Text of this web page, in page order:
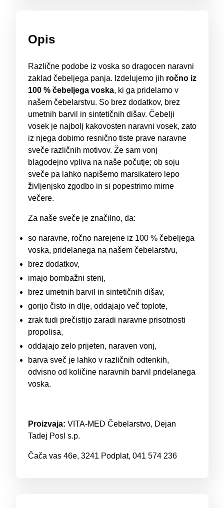
Opis
Različne podobe iz voska so dragocen naravni
zaklad čebeljega panja. Izdelujemo jih ročno iz
100 % čebeljega voska, ki ga pridelamo v
našem čebelarstvu. So brez dodatkov, brez
umetnih barvil in sintetičnih dišav. Čebelji
vosek je najbolj kakovosten naravni vosek, zato
iz njega dobimo resnično tiste prave naravne
sveče različnih motivov. Že sam vonj
blagodejno vpliva na naše počutje; ob soju
sveče pa lahko napišemo marsikatero lepo
življenjsko zgodbo in si popestrimo mirne
večere.
Za naše sveče je značilno, da:
so naravne, ročno narejene iz 100 % čebeljega
voska, pridelanega na našem čebelarstvu,
brez dodatkov,
imajo bombažni stenj,
brez umetnih barvil in sintetičnih dišav,
gorijo čisto in dlje, oddajajo več toplote,
zrak tudi prečistijo zaradi naravne prisotnosti
propolisa,
oddajajo zelo prijeten, naraven vonj,
barva sveč je lahko v različnih odtenkih,
odvisno od količine naravnih barvil pridelanega
voska.
Proizvaja: VITA-MED Čebelarstvo, Dejan
Tadej Posl s.p.
Čača vas 46e, 3241 Podplat, 041 574 236